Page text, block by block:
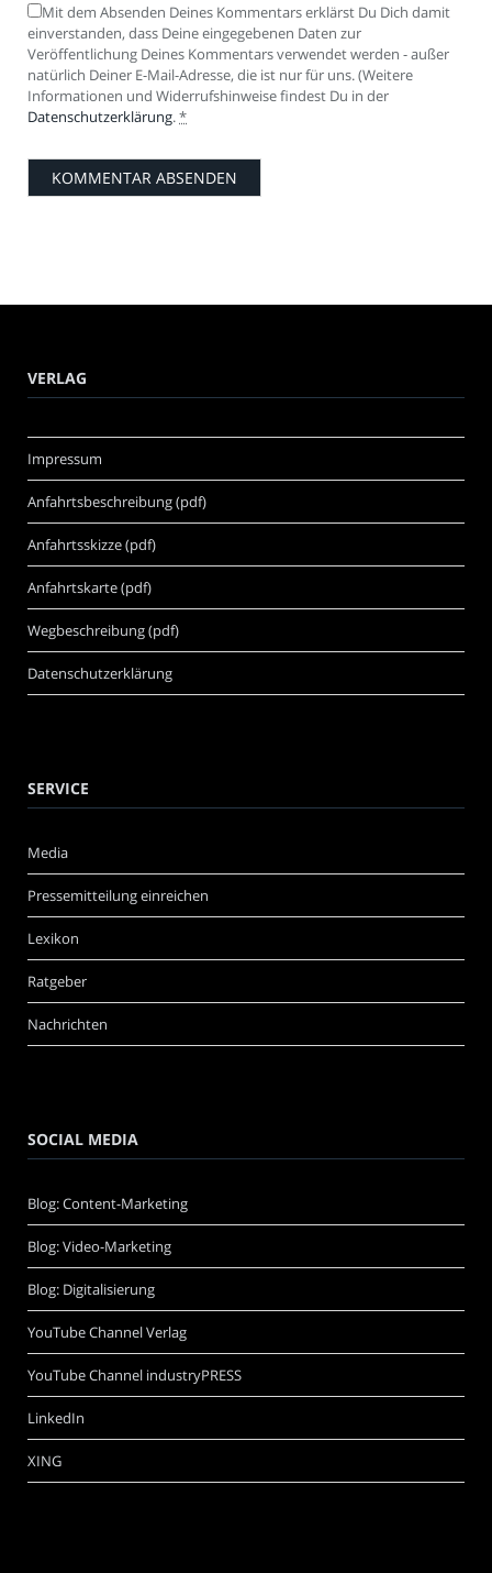
Mit dem Absenden Deines Kommentars erklärst Du Dich damit
einverstanden, dass Deine eingegebenen Daten zur
Veröffentlichung Deines Kommentars verwendet werden - außer
natürlich Deiner E-Mail-Adresse, die ist nur für uns. (Weitere
Informationen und Widerrufshinweise findest Du in der
Datenschutzerklärung. *
VERLAG
Impressum
Anfahrtsbeschreibung (pdf)
Anfahrtsskizze (pdf)
Anfahrtskarte (pdf)
Wegbeschreibung (pdf)
Datenschutzerklärung
SERVICE
Media
Pressemitteilung einreichen
Lexikon
Ratgeber
Nachrichten
SOCIAL MEDIA
Blog: Content-Marketing
Blog: Video-Marketing
Blog: Digitalisierung
YouTube Channel Verlag
YouTube Channel industryPRESS
LinkedIn
XING